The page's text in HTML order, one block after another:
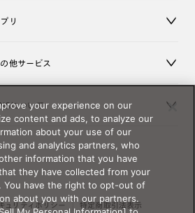
リ
他サービス
について
ュリティポリシー 特定商取引法表示
your experience on our
content and ads, to analyze our
about your use of our
and analytics partners, who
information that you have
they have collected from your
You have the right to opt-out of
about you with our partners.